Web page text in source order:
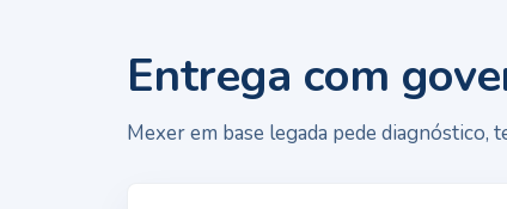
Entrega com
Mexer em base legada pede diagnóstico,